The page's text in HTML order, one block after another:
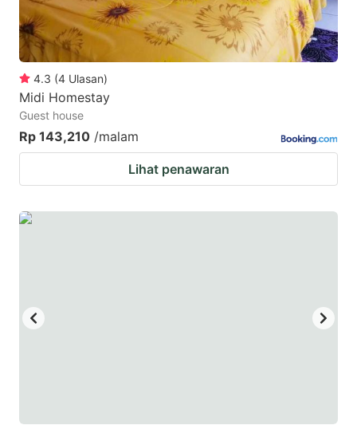
4.3 (4 Ulasan)
Midi Homestay
Guest house
Rp 143,210 /malam
Lihat penawaran